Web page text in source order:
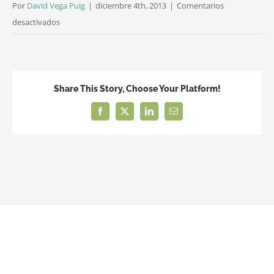
Por David Vega Puig | diciembre 4th, 2013 | Comentarios
desactivadosen
Share This Story, Choose Your Platform!
Facebook
X LinkedInCorreo
electrónico